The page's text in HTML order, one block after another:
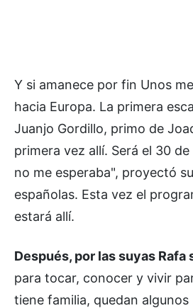
Y si amanece por fin Unos
hacia Europa. La primera
Juanjo Gordillo, primo de
primera vez allí. Será el 30
no me esperaba", proyectó
españolas. Esta vez el
estará allí.
Después, por las suyas Rafa
para tocar, conocer y vivir
tiene familia, quedan